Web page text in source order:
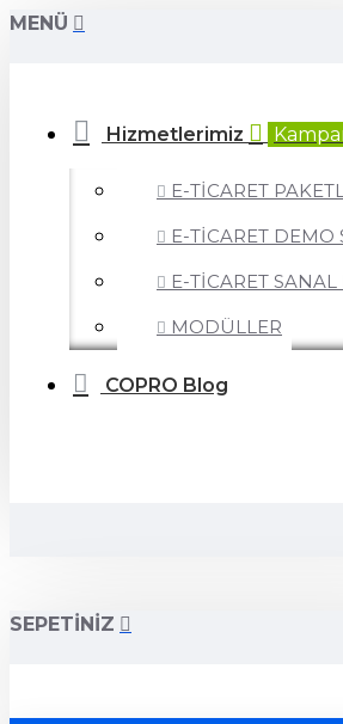
MENÜ
Hizmetlerimiz
E-TİCARET
E-TİCARET DEMO
E-TİCARET SANAL
MODÜLLER
COPRO Blog
SEPETINIZ